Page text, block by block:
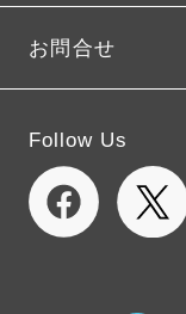
お問合せ
Follow Us